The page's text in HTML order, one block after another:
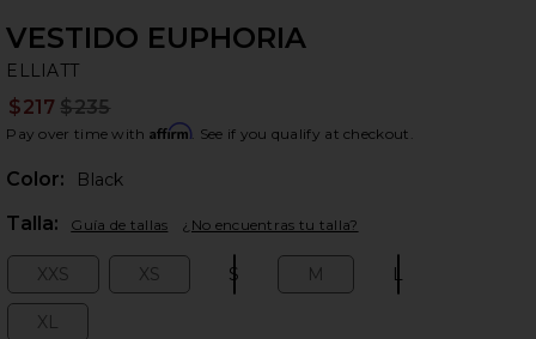
VESTIDO EUPHORIA
ELLIATT
$217 $235
Pay over time with Affirm. See if you qualify at checkout.
Color:
Black
Talla: Guía de tallas ¿No encuentras tu talla?
XXS XS S M L
XL